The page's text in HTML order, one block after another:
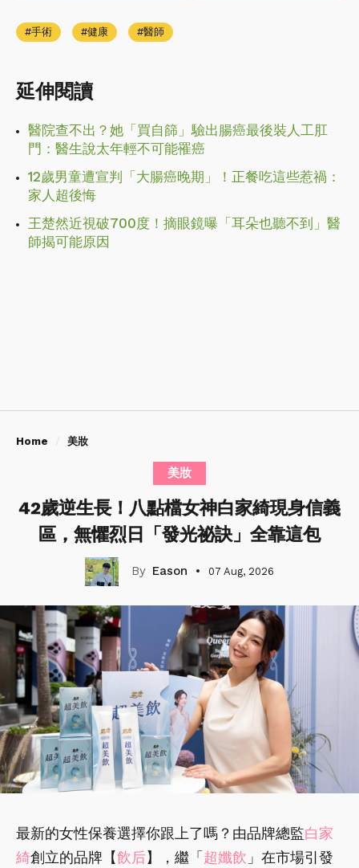
手術 健康 醫師
延伸閱讀
醫院查不出？她「買自篩」驗出腸癌最後裝人工肛
門：醫生說太年輕不可能罹癌
12歲男童遭宣判「大腸癌晚期」！正餐吃這些惹禍：
家人超後悔
王楚然近視破700度！摘眼鏡曝「耳朵也聽不到」醫
師揭可能原因
Home 美妝
美妝
42歲逆生長！八點檔女神白家綺現身信義
區，無懼烈日「發光祕訣」全靠這包
Eason 07 Aug, 2026
最新的女性保養選擇你跟上了嗎？由品牌總監白家
綺創立的品牌【飲后】，繼「 超孅飲 」在市場引發